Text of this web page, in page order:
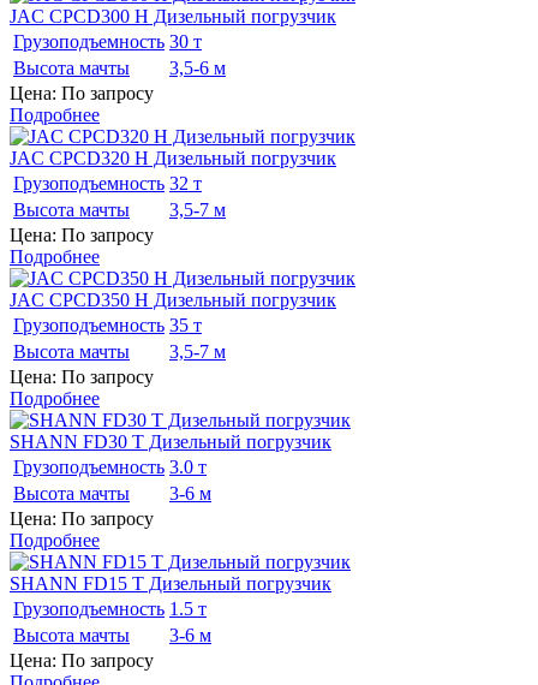
JAC CPCD300 H Дизельный погрузчик
Грузоподъемность 30 т
Высота мачты
3,5-6 м
Цена: По запросу
Подробнее
JAC CPCD320 H Дизельный погрузчик
Грузоподъемность 32 т
Высота мачты
3,5-7 м
Цена: По запросу
Подробнее
JAC CPCD350 H Дизельный погрузчик
Грузоподъемность 35 т
Высота мачты
3,5-7 м
Цена: По запросу
Подробнее
SHANN FD30 T Дизельный погрузчик
Грузоподъемность 3.0 т
Высота мачты
3-6 м
Цена: По запросу
Подробнее
SHANN FD15 T Дизельный погрузчик
Грузоподъемность 1.5 т
Высота мачты
3-6 м
Цена: По запросу